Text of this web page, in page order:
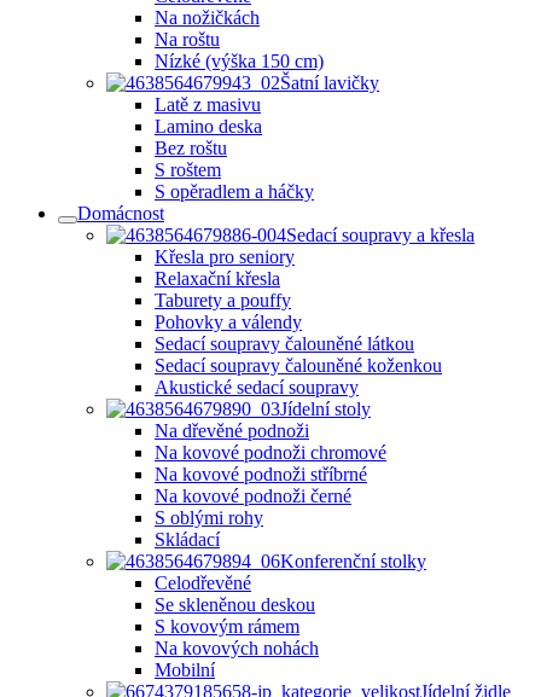
Na nožičkách
Na roštu
Nízké (výška 150 cm)
Šatní lavičky
Latě z masivu
Lamino deska
Bez roštu
S roštem
S opěradlem a háčky
Domácnost
Sedací soupravy a křesla
Křesla pro seniory
Relaxační křesla
Taburety a pouffy
Pohovky a válendy
Sedací soupravy čalouněné látkou
Sedací soupravy čalouněné koženkou
Akustické sedací soupravy
Jídelní stoly
Na dřevěné podnoži
Na kovové podnoži chromové
Na kovové podnoži stříbrné
Na kovové podnoži černé
S oblými rohy
Skládací
Konferenční stolky
Celodřevěné
Se skleněnou deskou
S kovovým rámem
Na kovových nohách
Mobilní
Jídelní židle